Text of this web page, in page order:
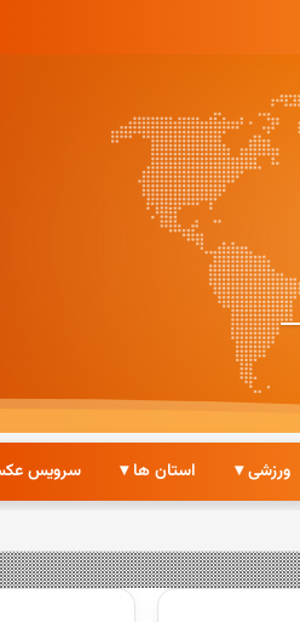
ورزشی ▾ استان ها ▾ سرویس